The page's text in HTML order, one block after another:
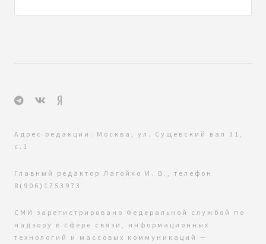
Адрес редакции: Москва, ул. Сущевский вал 31,
с.1
Главный редактор Лагойко И. В., телефон
8(906)1753973
СМИ зарегистрировано Федеральной службой по
надзору в сфере связи, информационных
технологий и массовых коммуникаций —